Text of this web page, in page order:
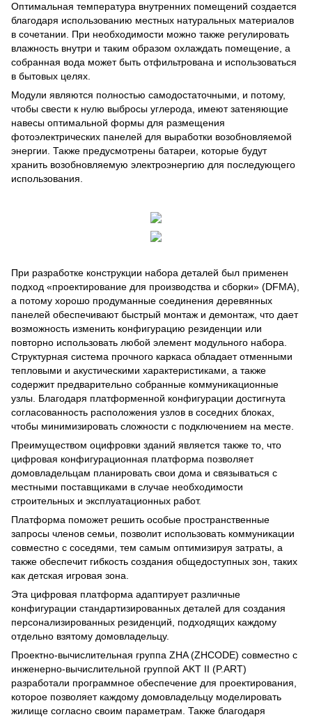
Оптимальная температура внутренних помещений создается
благодаря использованию местных натуральных материалов
в сочетании. При необходимости можно также регулировать
влажность внутри и таким образом охлаждать помещение, а
собранная вода может быть отфильтрована и использоваться
в бытовых целях.
Модули являются полностью самодостаточными, и потому,
чтобы свести к нулю выбросы углерода, имеют затеняющие
навесы оптимальной формы для размещения
фотоэлектрических панелей для выработки возобновляемой
энергии. Также предусмотрены батареи, которые будут
хранить возобновляемую электроэнергию для последующего
использования.
При разработке конструкции набора деталей был применен
подход «проектирование для производства и сборки» (DFMA),
а потому хорошо продуманные соединения деревянных
панелей обеспечивают быстрый монтаж и демонтаж, что дает
возможность изменить конфигурацию резиденции или
повторно использовать любой элемент модульного набора.
Структурная система прочного каркаса обладает отменными
тепловыми и акустическими характеристиками, а также
содержит предварительно собранные коммуникационные
узлы. Благодаря платформенной конфигурации достигнута
согласованность расположения узлов в соседних блоках,
чтобы минимизировать сложности с подключением на месте.
Преимуществом оцифровки зданий является также то, что
цифровая конфигурационная платформа позволяет
домовладельцам планировать свои дома и связываться с
местными поставщиками в случае необходимости
строительных и эксплуатационных работ.
Платформа поможет решить особые пространственные
запросы членов семьи, позволит использовать коммуникации
совместно с соседями, тем самым оптимизируя затраты, а
также обеспечит гибкость создания общедоступных зон, таких
как детская игровая зона.
Эта цифровая платформа адаптирует различные
конфигурации стандартизированных деталей для создания
персонализированных резиденций, подходящих каждому
отдельно взятому домовладельцу.
Проектно-вычислительная группа ZHA (ZHCODE) совместно с
инженерно-вычислительной группой AKT II (P.ART)
разработали программное обеспечение для проектирования,
которое позволяет каждому домовладельцу моделировать
жилище согласно своим параметрам. Также благодаря